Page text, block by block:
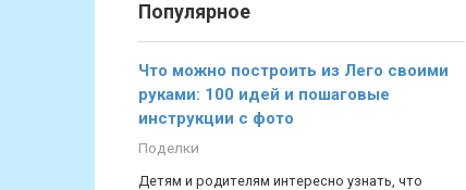
Популярное
Что можно построить из Лего своими
руками: 100 идей и пошаговые
инструкции с фото
Поделки
Детям и родителям интересно узнать, что